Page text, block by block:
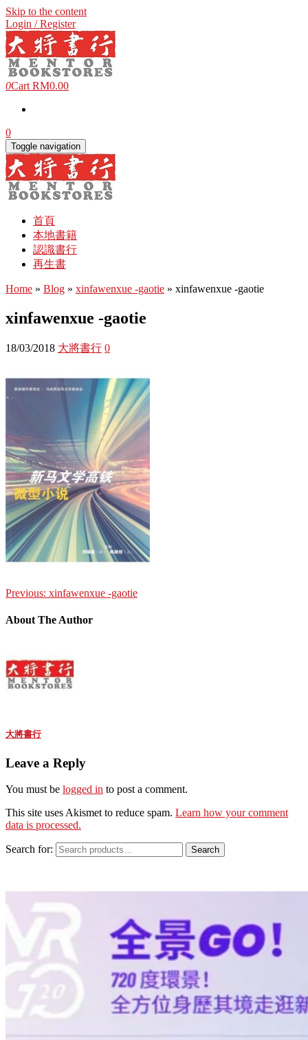
Skip to the content
Login / Register
0Cart RM0.00
0
Toggle navigation
首頁
本地書籍
認識書行
再生書
Home » Blog » xinfawenxue -gaotie » xinfawenxue -gaotie
xinfawenxue -gaotie
18/03/2018 大將書行 0
Previous: xinfawenxue -gaotie
About The Author
大將書行
Leave a Reply
You must be logged in to post a comment.
This site uses Akismet to reduce spam. Learn how your comment
data is processed.
Search for: Search